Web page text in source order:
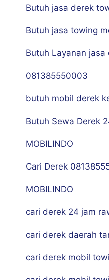
Butuh jasa derek
Butuh jasa towing
Butuh Layanan
081385550003
butuh mobil derek
Butuh Sewa Derek
MOBILINDO
Cari Derek
MOBILINDO
cari derek 24 jam
cari derek daerah
cari derek mobil